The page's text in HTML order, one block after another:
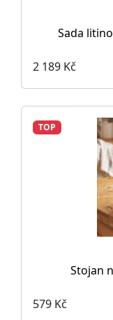
Sada
2 189 Kč
TOP
Stojan
579 Kč